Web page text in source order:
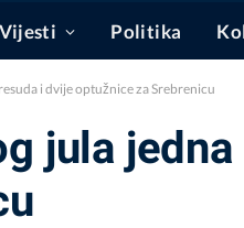
Vijesti Politika
i dvije optužnice za Srebrenicu
jula